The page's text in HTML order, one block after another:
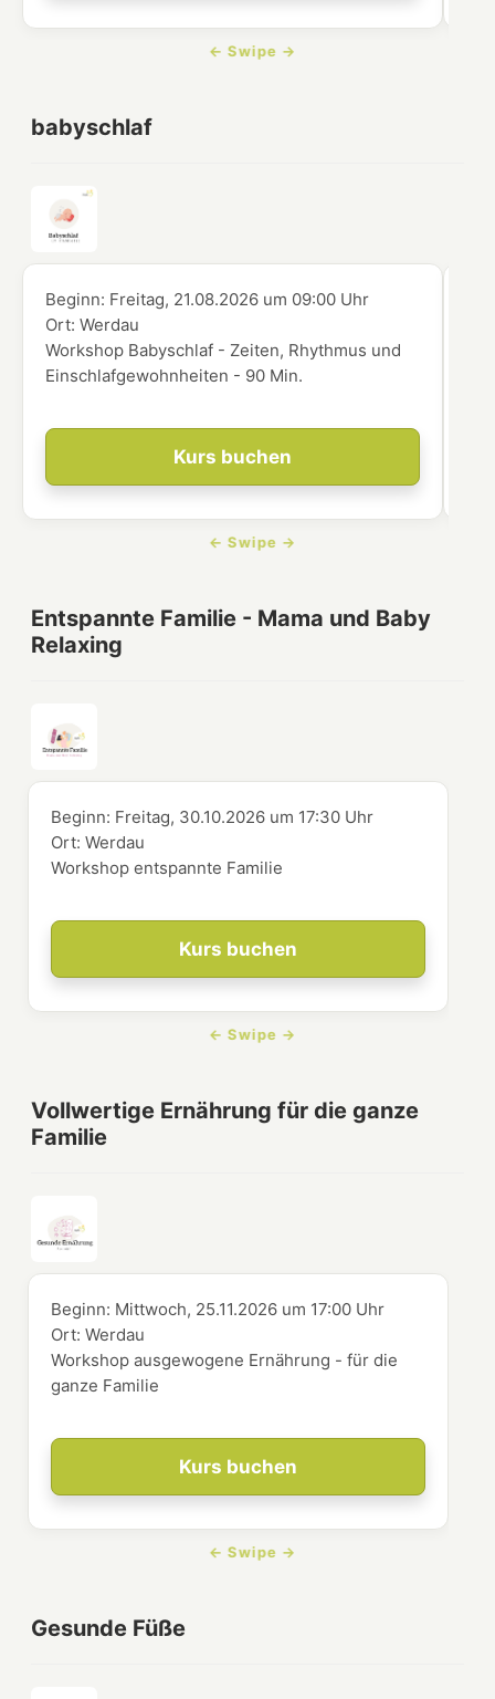
babyschlaf
Kurs buchen
Beginn: Freitag, 21.08.2026 um 09:00 Uhr
Ort:Werdau
Workshop Babyschlaf - Zeiten, Rhythmus und
Einschlafgewohnheiten - 90 Min.
Entspannte Familie - Mama und Baby
Relaxing
Kurs buchen
Beginn: Freitag, 30.10.2026 um 17:30 Uhr
Ort:Werdau
Workshop entspannte Familie
Vollwertige Ernährung für die ganze
Familie
Kurs buchen
Beginn: Mittwoch, 25.11.2026 um 17:00 Uhr
Ort:Werdau
Workshop ausgewogene Ernährung - für die
ganze Familie
Gesunde Füße